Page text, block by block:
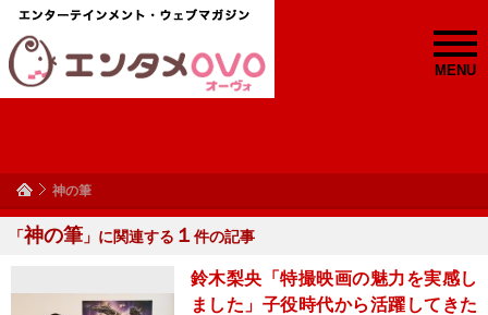
MENU
神の筆
「神の筆 」に関連する １ 件の記事
鈴木梨央「特撮映画の魅力を実感し
ました」子役時代から活躍してきた